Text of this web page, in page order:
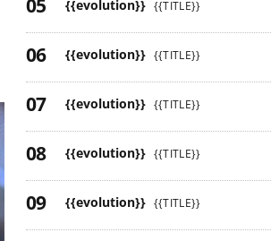
{{evolution}} {{TITLE}}
{{evolution}} {{TITLE}}
{{evolution}} {{TITLE}}
{{evolution}} {{TITLE}}
{{evolution}} {{TITLE}}